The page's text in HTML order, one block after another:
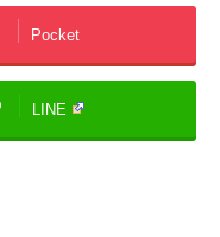
Pocket
LINE